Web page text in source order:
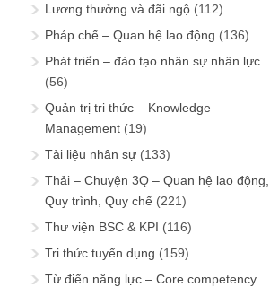
Lương thưởng và đãi ngộ (112)
Pháp chế – Quan hệ lao động (136)
Phát triển – đào tạo nhân sự nhân lực
(56)
Quản trị tri thức – Knowledge
Management (19)
Tài liệu nhân sự (133)
Thải – Chuyện 3Q – Quan hệ lao động,
Quy trình, Quy chế (221)
Thư viện BSC & KPI (116)
Tri thức tuyển dụng (159)
Từ điển năng lực – Core competency